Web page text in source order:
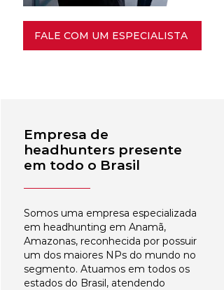
FALE COM UM ESPECIALISTA
Empresa de
headhunters presente
em todo o Brasil
Somos uma empresa especializada
em headhunting em Anamã,
Amazonas, reconhecida por possuir
um dos maiores NPs do mundo no
segmento. Atuamos em todos os
estados do Brasil, atendendo